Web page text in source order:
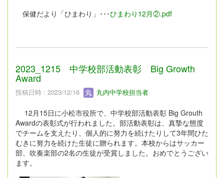
保健だより「ひまわり」･･･ひまわり12月②.pdf
2023_1215 中学校部活動表彰 Big Growth
Award
投稿日時 : 2023/12/16 丸内中学校担当者
12月15日に小松市役所で、中学校部活動表彰 Big Grouth
Awardの表彰式が行われました。部活動表彰は、真摯な態度
でチームを支えたり、個人的に努力を続けたりして3年間ひた
むきに努力を続けた生徒に贈られます。本校からはサッカー
部、吹奏楽部の2名の生徒が受賞しました。おめでとうござい
ます。